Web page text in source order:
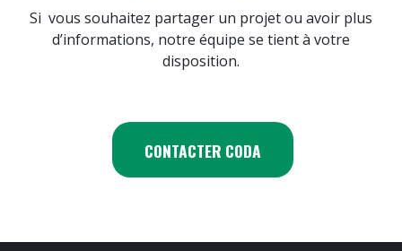
Si vous souhaitez partager un projet ou avoir plus
d’informations, notre équipe se tient à votre
disposition.
CONTACTER CODA